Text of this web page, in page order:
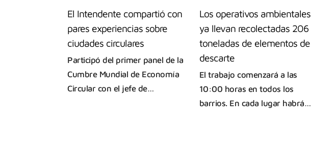
El Intendente compartió con
pares experiencias sobre
ciudades circulares
Participó del primer panel de la
Cumbre Mundial de Economía
Circular con el jefe de…
Los operativos ambientales
ya llevan recolectadas 206
toneladas de elementos de
descarte
El trabajo comenzará a las
10:00 horas en todos los
barrios. En cada lugar habrá…